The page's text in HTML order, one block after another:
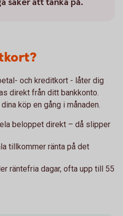
och kreditkort - låter dig
direkt från ditt bankkonto.
köp en gång i månaden.
beloppet direkt – då slipper
tillkommer ränta på det
räntefria dagar, ofta upp till 55